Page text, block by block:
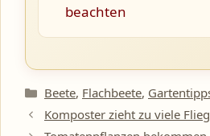
beachten
Kategorien
Beete, Flachbeete,
Komposter zieht zu viele